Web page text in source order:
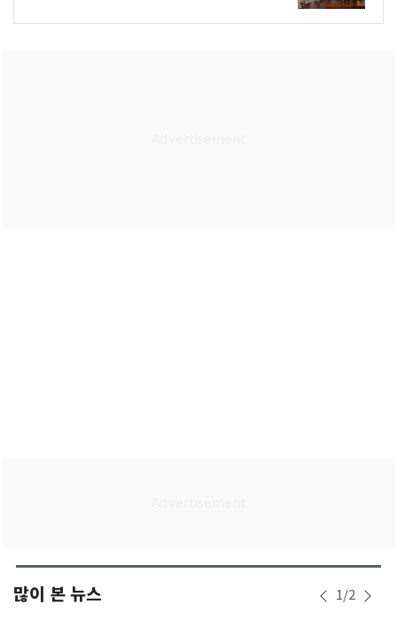
많이 본 뉴스 1/2